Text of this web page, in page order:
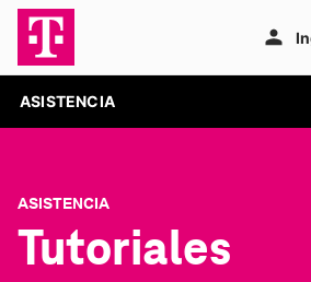
ASISTENCIA
ASISTENCIA
Tutoriales